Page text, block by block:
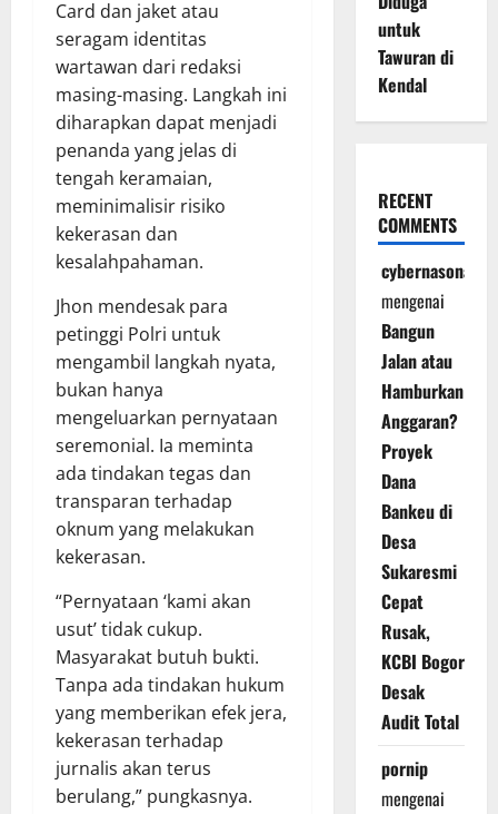
Card dan jaket atau
seragam identitas
wartawan dari redaksi
masing-masing. Langkah ini
diharapkan dapat menjadi
penanda yang jelas di
tengah keramaian,
meminimalisir risiko
kekerasan dan
kesalahpahaman.
Jhon mendesak para
petinggi Polri untuk
mengambil langkah nyata,
bukan hanya
mengeluarkan pernyataan
seremonial. Ia meminta
ada tindakan tegas dan
transparan terhadap
oknum yang melakukan
kekerasan.
“Pernyataan ‘kami akan
usut’ tidak cukup.
Masyarakat butuh bukti.
Tanpa ada tindakan hukum
yang memberikan efek jera,
kekerasan terhadap
jurnalis akan terus
berulang,” pungkasnya.
untuk
Tawuran di
Kendal
RECENT
COMMENTS
cybernasonal
mengenai
Bangun
Jalan atau
Hamburkan
Anggaran?
Proyek
Dana
Bankeu di
Desa
Sukaresmi
Cepat
Rusak,
KCBI Bogor
Desak
Audit Total
pornip
mengenai